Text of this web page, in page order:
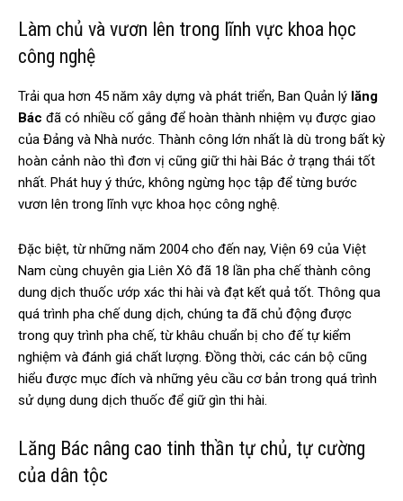
Làm chủ và vươn lên trong lĩnh vực khoa học
công nghệ
Trải qua hơn 45 năm xây dựng và phát triển, Ban Quản lý lăng
Bác đã có nhiều cố gắng để hoàn thành nhiệm vụ được giao
của Đảng và Nhà nước. Thành công lớn nhất là dù trong bất kỳ
hoàn cảnh nào thì đơn vị cũng giữ thi hài Bác ở trạng thái tốt
nhất. Phát huy ý thức, không ngừng học tập để từng bước
vươn lên trong lĩnh vực khoa học công nghệ.
Đặc biệt, từ những năm 2004 cho đến nay, Viện 69 của Việt
Nam cùng chuyên gia Liên Xô đã 18 lần pha chế thành công
dung dịch thuốc ướp xác thi hài và đạt kết quả tốt. Thông qua
quá trình pha chế dung dịch, chúng ta đã chủ động được
trong quy trình pha chế, từ khâu chuẩn bị cho đế tự kiểm
nghiệm và đánh giá chất lượng. Đồng thời, các cán bộ cũng
hiểu được mục đích và những yêu cầu cơ bản trong quá trình
sử dụng dung dịch thuốc để giữ gìn thi hài.
Lăng Bác nâng cao tinh thần tự chủ, tự cường
của dân tộc